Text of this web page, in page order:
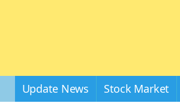
Update News Stock Market